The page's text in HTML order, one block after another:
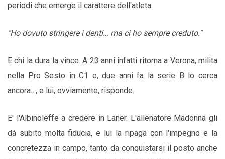
periodi che emerge il carattere dell'atleta:
"Ho dovuto stringere i denti… ma ci ho sempre creduto."
E chi la dura la vince. A 23 anni infatti ritorna a Verona, milita
nella Pro Sesto in C1 e, due anni fa la serie B lo cerca
ancora…, e lui, ovviamente, risponde.
E' l'Albinoleffe a credere in Laner. L'allenatore Madonna gli
dà subito molta fiducia, e lui la ripaga con l'impegno e la
concretezza in campo, tanto da conquistarsi il posto anche